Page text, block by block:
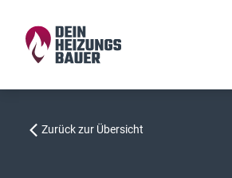
Zurück zur Übersicht